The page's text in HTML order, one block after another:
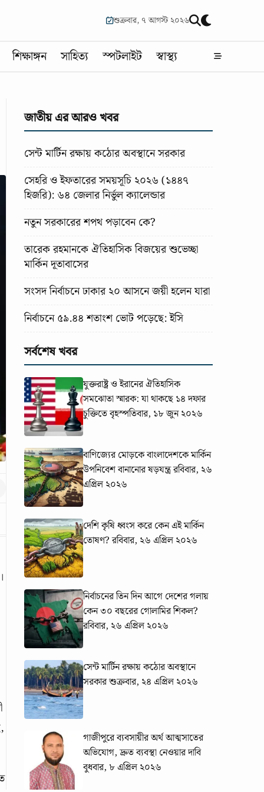
শুক্রবার, ৭ আগস্ট ২০২৬
শিক্ষাঙ্গন সাহিত্য স্পটলাইট স্বাস্থ্য
জাতীয় এর আরও খবর
সেন্ট মার্টিন রক্ষায় কঠোর অবস্থানে সরকার
সেহরি ও ইফতারের সময়সূচি ২০২৬ (১৪৪৭
হিজরি): ৬৪ জেলার নির্ভুল ক্যালেন্ডার
নতুন সরকারের শপথ পড়াবেন কে?
তারেক রহমানকে ঐতিহাসিক বিজয়ের শুভেচ্ছা
মার্কিন দূতাবাসের
সংসদ নির্বাচনে ঢাকার ২০ আসনে জয়ী হলেন যারা
নির্বাচনে ৫৯.৪৪ শতাংশ ভোট পড়েছে: ইসি
সর্বশেষ খবর
যুক্তরাষ্ট্র ও ইরানের ঐতিহাসিক
সমঝোতা স্মারক: যা থাকছে ১৪ দফার
চুক্তিতেবৃহস্পতিবার, ১৮ জুন ২০২৬
বাণিজ্যের মোড়কে বাংলাদেশকে মার্কিন
উপনিবেশ বানানোর ষড়যন্ত্ররবিবার, ২৬
এপ্রিল ২০২৬
দেশি কৃষি ধ্বংস করে কেন এই মার্কিন
তোষণ? রবিবার, ২৬ এপ্রিল ২০২৬
নির্বাচনের তিন দিন আগে দেশের গলায়
কেন ৩০ বছরের গোলামির শিকল?
রবিবার, ২৬ এপ্রিল ২০২৬
সেন্ট মার্টিন রক্ষায় কঠোর অবস্থানে
সরকারশুক্রবার, ২৪ এপ্রিল ২০২৬
গাজীপুরে ব্যবসায়ীর অর্থ আত্মসাতের
অভিযোগ, দ্রুত ব্যবস্থা নেওয়ার দাবি
বুধবার, ৮ এপ্রিল ২০২৬